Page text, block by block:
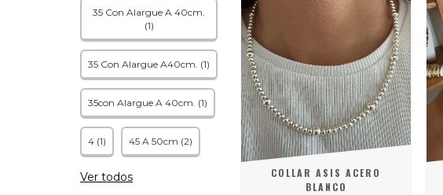
35 Con Alargue A 40cm.
(1)
35 Con Alargue A40cm. (1)
35con Alargue A 40cm. (1)
4 (1) 45 A 50cm (2)
Ver todos
COLLAR ASIS ACERO
BLANCO